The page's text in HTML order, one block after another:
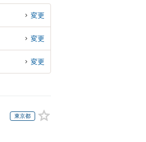
変更
変更
変更
東京都